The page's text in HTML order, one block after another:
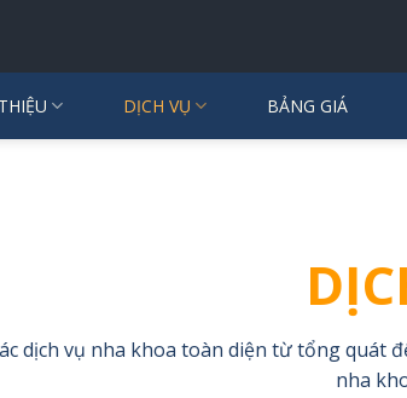
DỊCH VỤ BẢNG GIÁ
dịch vụ nha khoa toàn diện từ tổng
nha